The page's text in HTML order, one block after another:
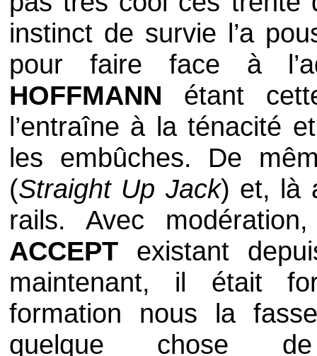
instinct de survie l’a
pour faire face à
HOFFMANN étant
l’entraîne à la ténacité
les embûches. De
(Straight Up Jack) et, là
rails. Avec
ACCEPT existant
maintenant, il était
formation nous la
quelque chose de